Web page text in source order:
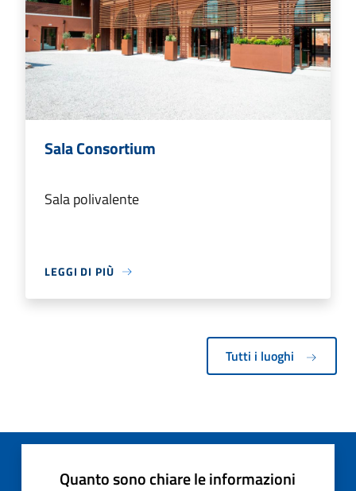
Sala Consortium
Sala polivalente
LEGGI DI PIÙ
Tutti i luoghi
Quanto sono chiare le informazioni